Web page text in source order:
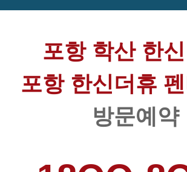
포항 학산 한
포항 한신더휴
방문예약